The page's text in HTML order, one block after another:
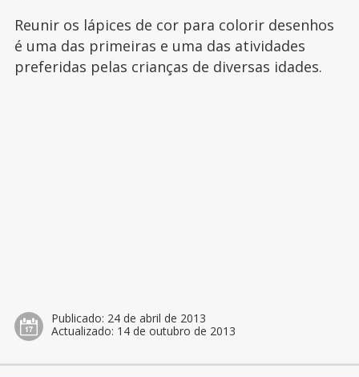
Reunir os lápices de cor para colorir desenhos
é uma das primeiras e uma das atividades
preferidas pelas crianças de diversas idades.
Publicado: 24 de abril de 2013
Actualizado: 14 de outubro de 2013